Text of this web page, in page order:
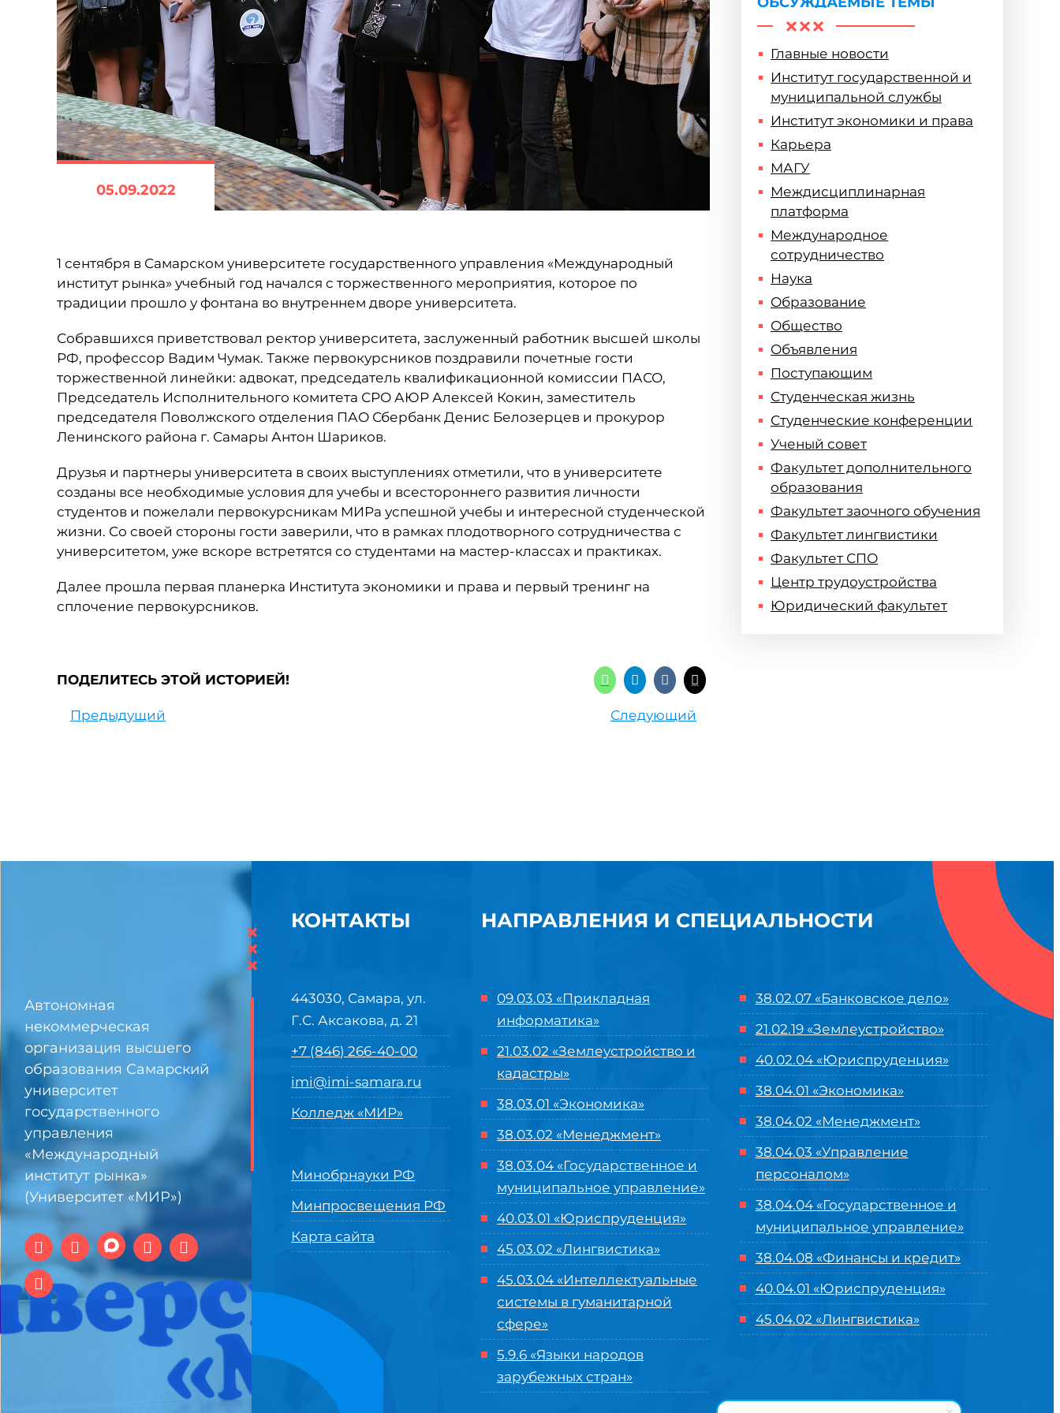
05.09.2022
1 сентября в Самарском университете государственного управления «Международный
институт рынка» учебный год начался с торжественного мероприятия, которое по
традиции прошло у фонтана во внутреннем дворе университета.
Собравшихся приветствовал ректор университета, заслуженный работник высшей школы
РФ, профессор Вадим Чумак. Также первокурсников поздравили почетные гости
торжественной линейки: адвокат, председатель квалификационной комиссии ПАСО,
Председатель Исполнительного комитета СРО АЮР Алексей Кокин, заместитель
председателя Поволжского отделения ПАО Сбербанк Денис Белозерцев и прокурор
Ленинского района г. Самары Антон Шариков.
Друзья и партнеры университета в своих выступлениях отметили, что в университете
созданы все необходимые условия для учебы и всестороннего развития личности
студентов и пожелали первокурсникам МИРа успешной учебы и интересной студенческой
жизни. Со своей стороны гости заверили, что в рамках плодотворного сотрудничества с
университетом, уже вскоре встретятся со студентами на мастер-классах и практиках.
Далее прошла первая планерка Института экономики и права и первый тренинг на
сплочение первокурсников.
ПОДЕЛИТЕСЬ ЭТОЙ ИСТОРИЕЙ!
Предыдущий Следующий
Главные новости
Институт государственной и
муниципальной службы
Институт экономики и права
Карьера
МАГУ
Междисциплинарная
платформа
Международное
сотрудничество
Наука
Образование
Общество
Объявления
Поступающим
Студенческая жизнь
Студенческие конференции
Ученый совет
Факультет дополнительного
образования
Факультет заочного обучения
Факультет лингвистики
Факультет СПО
Центр трудоустройства
Юридический факультет
Автономная
некоммерческая
организация высшего
образования Самарский
университет
государственного
управления
«Международный
институт рынка»
(Университет «МИР»)
×
×
×
КОНТАКТЫ
443030, Самара, ул.
Г.С. Аксакова, д. 21
+7 (846) 266-40-00
imi@imi-samara.ru
Колледж «МИР»
Минобрнауки РФ
Минпросвещения РФ
Карта сайта
НАПРАВЛЕНИЯ И СПЕЦИАЛЬНОСТИ
09.03.03 «Прикладная
информатика»
21.03.02 «Землеустройство и
кадастры»
38.03.01 «Экономика»
38.03.02 «Менеджмент»
38.03.04 «Государственное и
муниципальное управление»
40.03.01 «Юриспруденция»
45.03.02 «Лингвистика»
45.03.04 «Интеллектуальные
системы в гуманитарной
сфере»
5.9.6 «Языки народов
зарубежных стран»
38.02.07 «Банковское дело»
21.02.19 «Землеустройство»
40.02.04 «Юриспруденция»
38.04.01 «Экономика»
38.04.02 «Менеджмент»
38.04.03 «Управление
персоналом»
38.04.04 «Государственное и
муниципальное управление»
38.04.08 «Финансы и кредит»
40.04.01 «Юриспруденция»
45.04.02 «Лингвистика»